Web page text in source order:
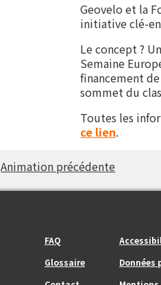
Geovelo et la
initiative clé-
Le concept ?
Semaine
financement
sommet du
Toutes les
ce lien.
Animation précédente
FAQ
Glossaire
Données